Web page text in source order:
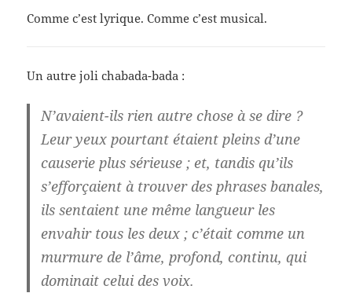
Comme c’est lyrique. Comme c’est musical.
Un autre joli chabada-bada :
N’avaient-ils rien autre chose à se dire ?
Leur yeux pourtant étaient pleins d’une
causerie plus sérieuse ; et, tandis qu’ils
s’efforçaient à trouver des phrases banales,
ils sentaient une même langueur les
envahir tous les deux ; c’était comme un
murmure de l’âme, profond, continu, qui
dominait celui des voix.